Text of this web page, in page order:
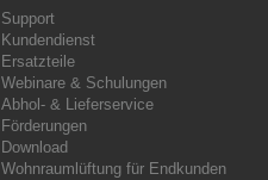
Support
Kundendienst
Ersatzteile
Webinare & Schulungen
Abhol- & Lieferservice
Förderungen
Download
Wohnraumlüftung für Endkunden